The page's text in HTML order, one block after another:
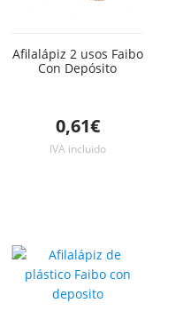
Afilalápiz 2 usos Faibo
Con Depósito
0,61€
IVA incluido